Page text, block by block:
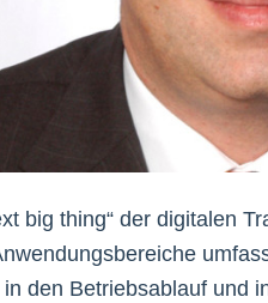
big thing“ der digitalen
den Betriebsablauf und